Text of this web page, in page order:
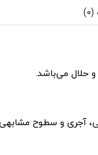
حلال می‌باشد.
آجری و سطوح